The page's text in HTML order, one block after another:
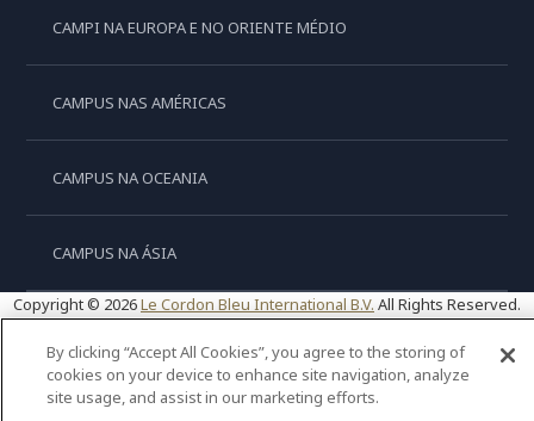
CAMPI NA EUROPA E NO ORIENTE MÉDIO
CAMPUS NAS AMÉRICAS
CAMPUS NA OCEANIA
CAMPUS NA ÁSIA
Copyright © 2026Le Cordon Bleu International B.V. All Rights Reserved.
By clicking “Accept All Cookies”, you agree to the storing of
cookies on your device to enhance site navigation, analyze
site usage, and assist in our marketing efforts.